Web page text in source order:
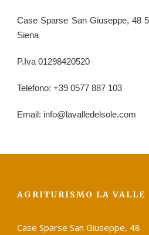
Case Sparse San Giuseppe, 48
Siena
P.Iva 01298420520
Telefono: +39 0577 887 103
Email: info@lavalledelsole.com
AGRITURISMO LA VALLE
Case Sparse San Giuseppe, 48